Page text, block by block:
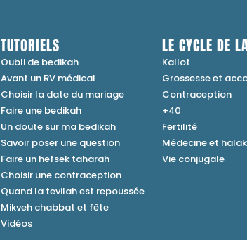
TUTORIELS
Oubli de bedikah
Avant un RV médical
Choisir la date du mariage
Faire une bedikah
Un doute sur ma bedikah
Savoir poser une question
Faire un hefsek taharah
Choisir une contraception
Quand la tevilah est repoussée
Mikveh chabbat et fête
Vidéos
LE CYCLE DE
Kallot
Grossesse et
Contraception
+40
Fertilité
Médecine et
Vie conjugale